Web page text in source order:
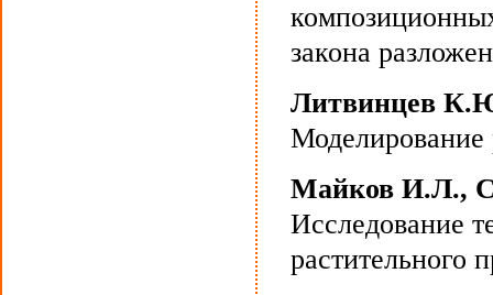
закона
Литвинцев
Моделирование
Майков И.Л.,
Исследование
растительного